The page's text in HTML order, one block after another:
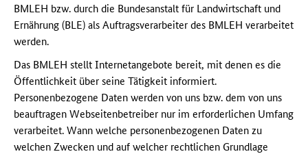
BMLEH bzw. durch die Bundesanstalt für Landwirtschaft und
Ernährung (BLE) als Auftragsverarbeiter des BMLEH verarbeitet
werden.
Das BMLEH stellt Internetangebote bereit, mit denen es die
Öffentlichkeit über seine Tätigkeit informiert.
Personenbezogene Daten werden von uns bzw. dem von uns
beauftragen Webseitenbetreiber nur im erforderlichen Umfang
verarbeitet. Wann welche personenbezogenen Daten zu
welchen Zwecken und auf welcher rechtlichen Grundlage